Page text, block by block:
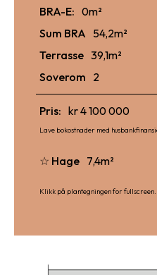
BRA-E: 0m²
Sum BRA 54,2m²
Terrasse 39,1m²
Soverom 2
Pris: kr 4 100 000
Lave bokostnader med
☆ Hage 7,4m²
Klikk på plantegningen for fullscreen.